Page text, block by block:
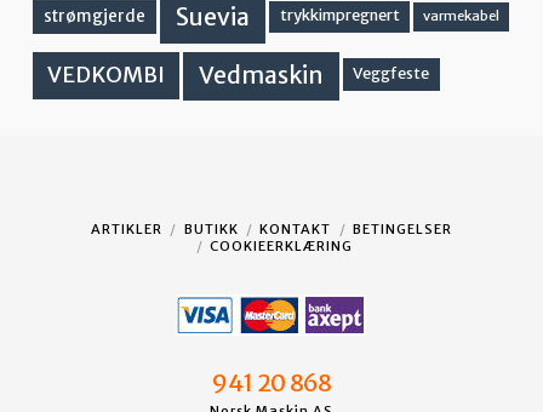
strømgjerde Suevia trykkimpregnert varmekabel
VEDKOMBI Vedmaskin Veggfeste
ARTIKLER BUTIKK KONTAKT
BETINGELSER
COOKIEERKLÆRING
941 20 868